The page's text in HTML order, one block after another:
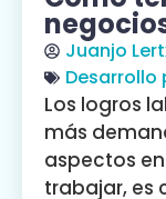
Juanjo
Desarrollo
Los logros
más
aspectos
trabajar, es